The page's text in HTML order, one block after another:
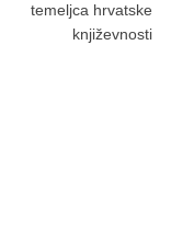
temeljca hrvatske
književnosti